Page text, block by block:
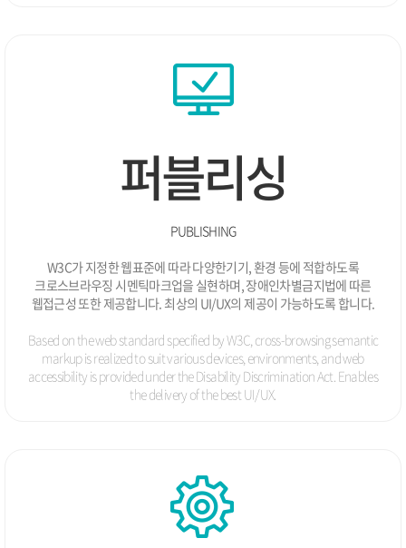
가비아 도메인 리셀러 파트너쉽
온오프코리아 전략적 업무제휴
한국무역정보통신 EDI 구축
06.
대한항공 MMS/QRS 개발
소프트웨어/부가통신 사업자등록
숭의여자대학/동양공업대학 산학협력
03.
(주)비젠소프트 법인설립
퍼블리싱
PUBLISHING
W3C가 지정한 웹표준에 따라 다양한기기, 환경 등에 적합하도록
크로스브라우징 시멘틱마크업을 실현하며, 장애인차별금지법에 따른
웹접근성 또한 제공합니다. 최상의 UI/UX의 제공이 가능하도록 합니다.
Based on the web standard specified by W3C, cross-browsing semantic
markup is realized to suit various devices, environments, andweb
accessibility is provided under the Disability Discrimination Act. Enables
the delivery of the best UI/UX.